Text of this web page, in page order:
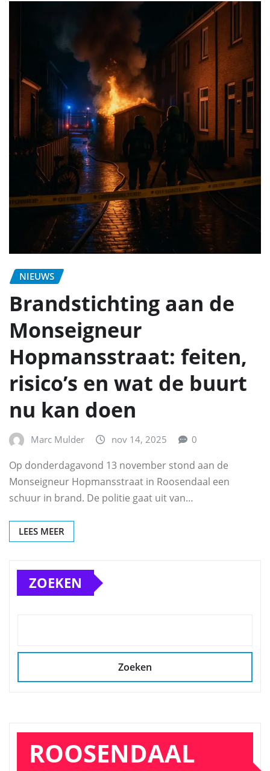
NIEUWS
Brandstichting aan de
Monseigneur
Hopmansstraat: feiten,
risico’s en wat de buurt
nu kan doen
Marc Mulder nov 14, 2025 0
Op donderdagavond 13 november stond aan de
Monseigneur Hopmansstraat in Roosendaal een
schuur in brand. De politie gaat uit van…
LEES MEER
ZOEKEN
Zoeken
ROOSENDAAL